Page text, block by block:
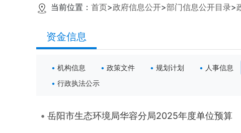
当前位置： 首页>政府信息公开>部门信息公开目录>
资金信息
机构信息 政策文件 规划计划 人事信息
行政执法公示
岳阳市生态环境局华容分局2025年度单位预算